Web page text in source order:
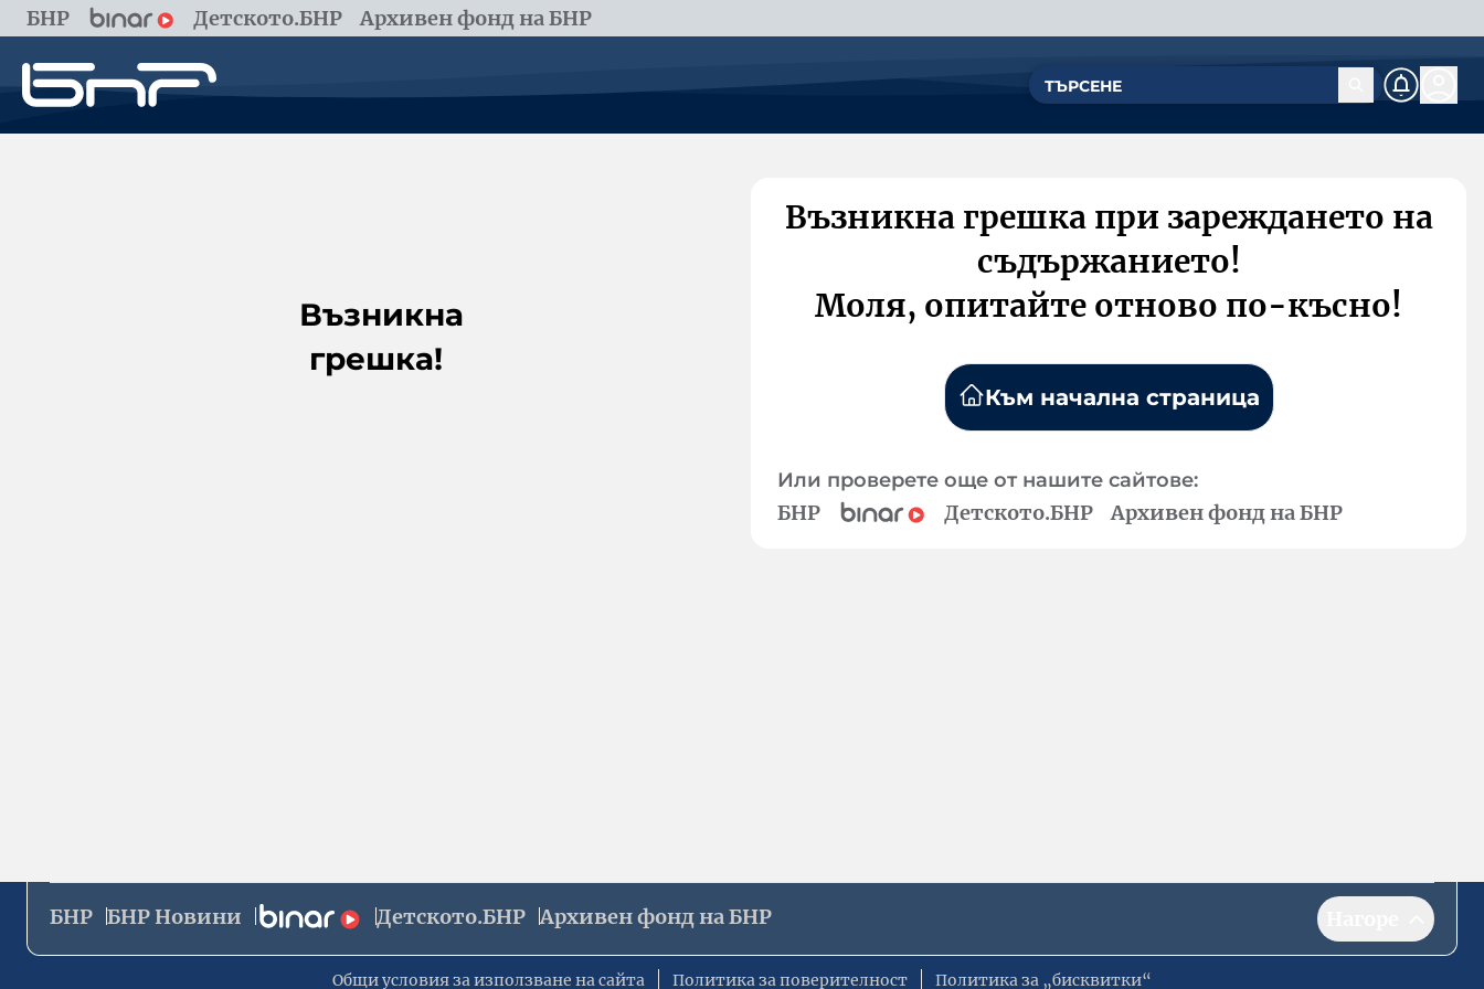
БНР Детското.БНР Архивен фонд на БНР
Възникна
грешка!
Възникна грешка при зареждането на
съдържанието!
Моля, опитайте отново по-късно!
Към начална страница
Или проверете още от нашите сайтове:
БНР Детското.БНР Архивен фонд на БНР
БНР БНР Новини Детското.БНР Архивен фонд на БНР
Общи условия за използване на сайта Политика за поверителност Политика за „бисквитки“